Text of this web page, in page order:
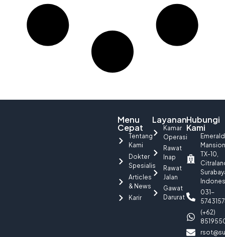
Menu
Cepat
Tentang
Kami
Dokter
Spesialis
Articles
& News
Karir
Layanan
Kamar
Operasi
Rawat
Inap
Rawat
Jalan
Gawat
Darurat
Hubungi
Kami
Emerald
Mansion
TX-10,
031-
(+62)